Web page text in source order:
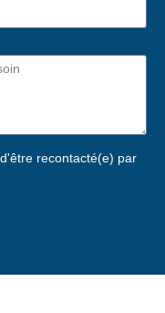
recontacté(e) par